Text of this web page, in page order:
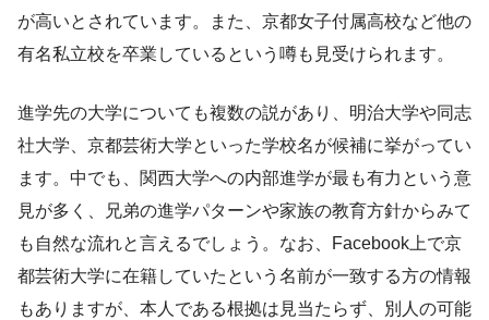
が高いとされています。また、京都女子付属高校など他の
有名私立校を卒業しているという噂も見受けられます。
進学先の大学についても複数の説があり、明治大学や同志
社大学、京都芸術大学といった学校名が候補に挙がってい
ます。中でも、関西大学への内部進学が最も有力という意
見が多く、兄弟の進学パターンや家族の教育方針からみて
も自然な流れと言えるでしょう。なお、Facebook上で京
都芸術大学に在籍していたという名前が一致する方の情報
もありますが、本人である根拠は見当たらず、別人の可能